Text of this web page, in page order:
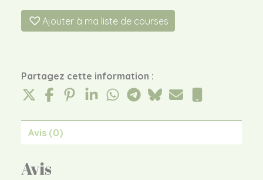
Ajouter à ma liste de courses
Partagez cette information :
Avis (0)
Avis